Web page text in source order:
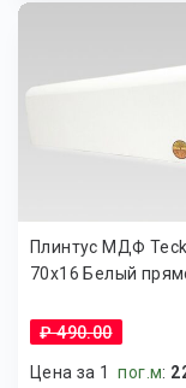
Плинтус МДФ
70x16 Белый
₽ 490.00
Цена за 1пог.м: